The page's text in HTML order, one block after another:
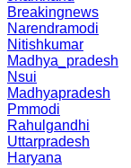
Breakingnews
Narendramodi
Nitishkumar
Madhya_pradesh
Nsui
Madhyapradesh
Pmmodi
Rahulgandhi
Uttarpradesh
Haryana